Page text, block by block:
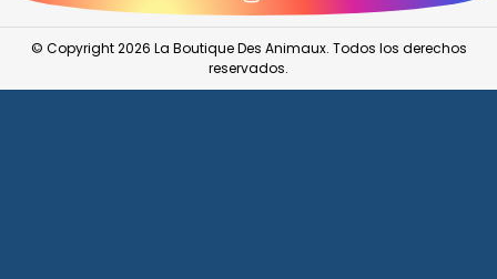
© Copyright 2026 La Boutique Des Animaux. Todos los derechos
reservados.